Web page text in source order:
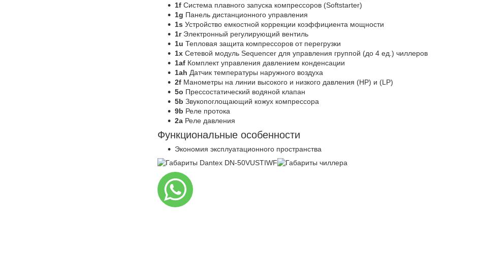
1f Система плавного запуска компрессоров (Softstarter)
1g Панель дистанционного управления
1s Устройство емкостной коррекции коэффициента мощности
1rЭлектронный регулирующий вентиль
1u Тепловая защита компрессоров от перегрузки
1x Сетевой модуль Sequencer для управления группой (до 4 ед.) чиллеров
1af Комплект управления давлением конденсации
1ah Датчик температуры наружного воздуха
2f Манометры на линии высокого и низкого давления (HP) и (LP)
5o Прессостатический водяной клапан
5b Звукопоглощающий кожух компрессора
9b Реле протока
2a Реле давления
Функциональные особенности
Экономия эксплуатационного пространства